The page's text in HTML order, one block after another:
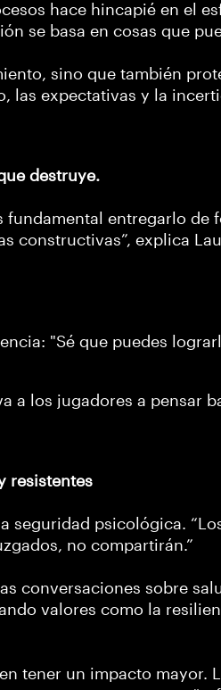
hace hincapié en el
se basa en cosas que
sino que también
las expectativas y la
destruye.
entregarlo
constructivas”, explica
"Sé que puedes
a los jugadores a pensar
resistentes
seguridad psicológica.
no compartirán.”
conversaciones sobre
valores como la
tener un impacto